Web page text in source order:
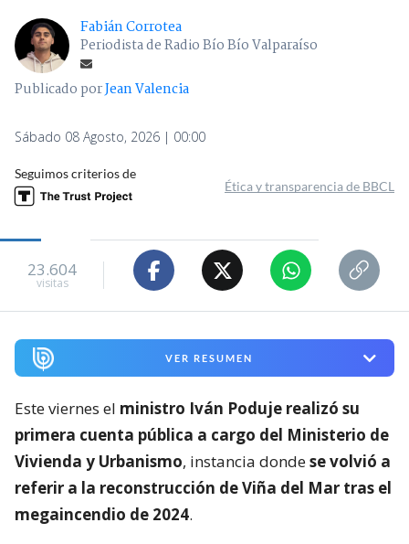
Fabián Corrotea
Periodista de Radio Bío Bío Valparaíso
Publicado porJean Valencia
Sábado 08 Agosto, 2026 | 00:00
Seguimos criterios de
Ética y transparencia de BBCL
23.604
visitas
VER RESUMEN
Este viernes el ministro Iván Poduje realizó su
primera cuenta pública a cargo del Ministerio de
Vivienda y Urbanismo, instancia dondese volvió a
referir a la reconstrucción de Viña del Mar tras el
megaincendio de 2024.